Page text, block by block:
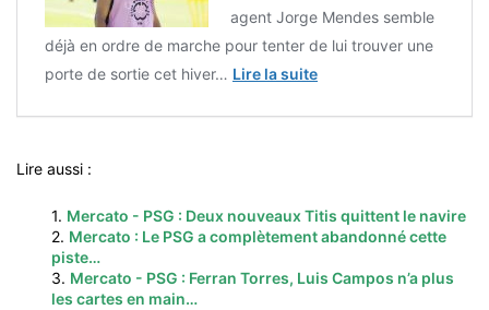
agent Jorge Mendes semble
déjà en ordre de marche pour tenter de lui trouver une
porte de sortie cet hiver… Lire la suite
Lire aussi :
1. Mercato - PSG : Deux nouveaux Titis quittent le navire
2. Mercato : Le PSG a complètement abandonné cette
piste…
3. Mercato - PSG : Ferran Torres, Luis Campos n’a plus
les cartes en main…